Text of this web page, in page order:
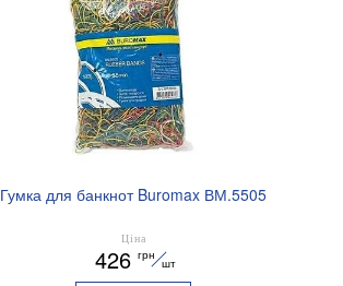
Гумка для банкнот Buromax ВМ.5505
Ціна
426 грн
шт